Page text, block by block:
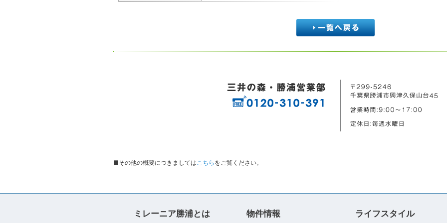
■その他の概要につきましてはこちら をご覧ください。
ミレーニア勝浦とは 物件情報 ライフスタイル